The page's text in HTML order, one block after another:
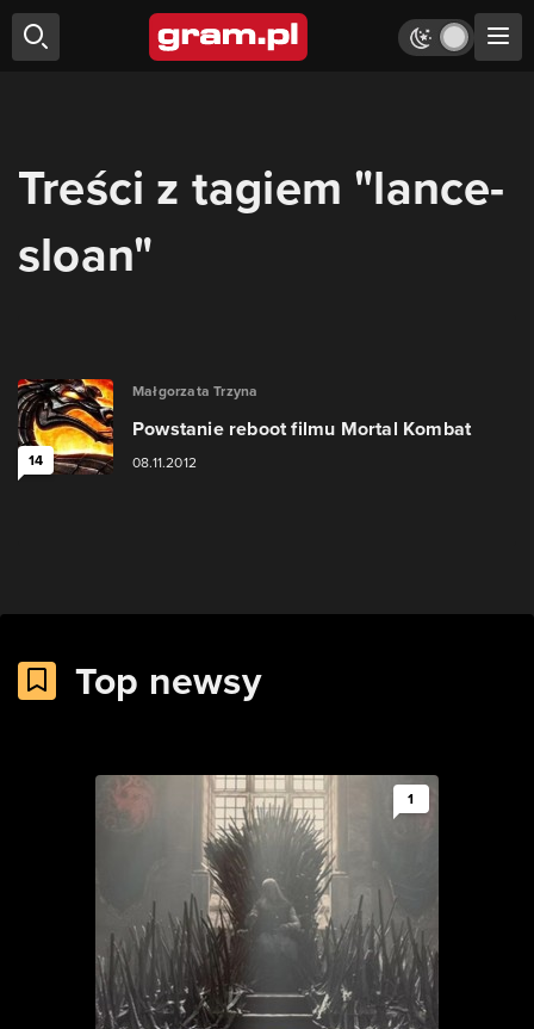
Treści z tagiem "lance-
sloan"
14
Małgorzata Trzyna
Powstanie reboot filmu Mortal Kombat
08.11.2012
Top newsy
1